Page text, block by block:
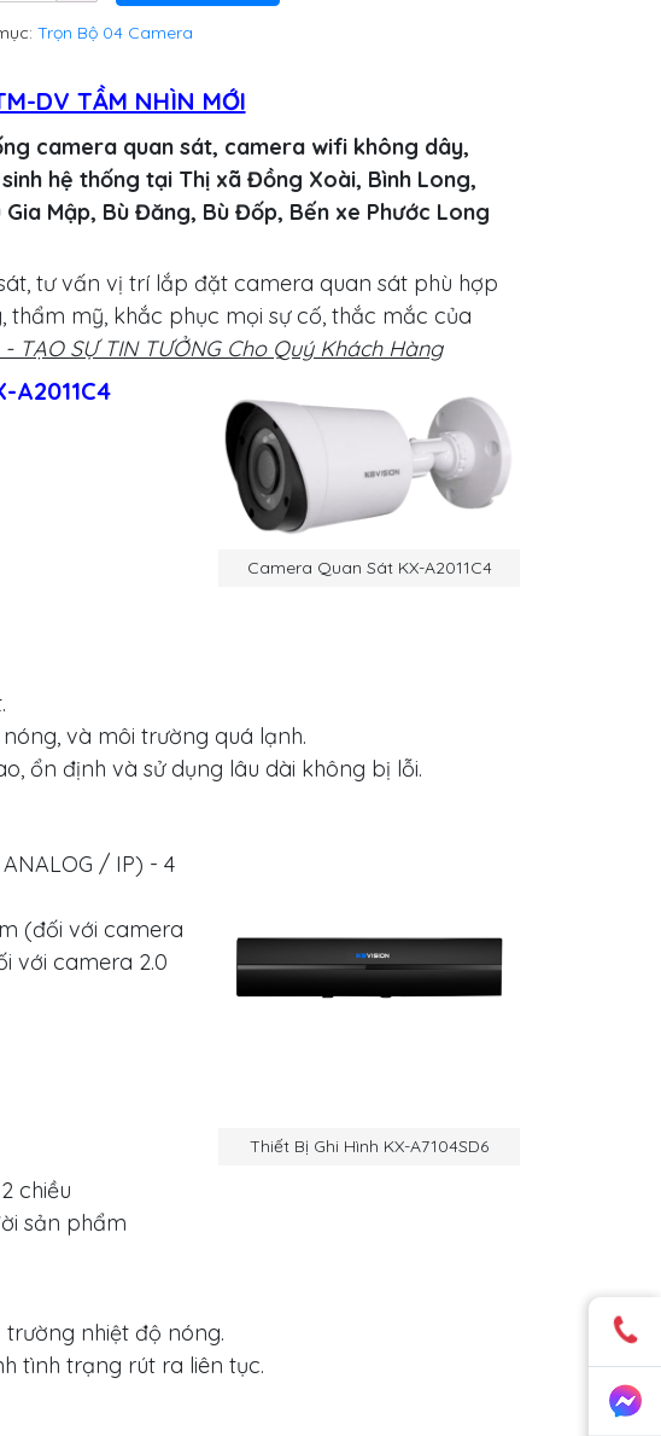
Trọn Bộ 04 Camera
DV TẦM NHÌN MỚI
camera quan sát, camera wifi không dây,
hệ thống tại Thị xã Đồng Xoài, Bình Long,
Mập, Bù Đăng, Bù Đốp, Bến xe Phước Long
tư vấn vị trí lắp đặt camera quan sát phù hợp
mỹ, khắc phục mọi sự cố, thắc mắc của
TẠO SỰ TIN TƯỞNG Cho Quý Khách Hàng
Camera Quan Sát KX-A2011C4
và môi trường quá lạnh.
ổn định và sử dụng lâu dài không bị lỗi.
Thiết Bị Ghi Hình KX-A7104SD6
/ IP) - 4
(đối với camera
với camera 2.0
chiều
sản phẩm
nhiệt độ nóng.
tình trạng rút ra liên tục.